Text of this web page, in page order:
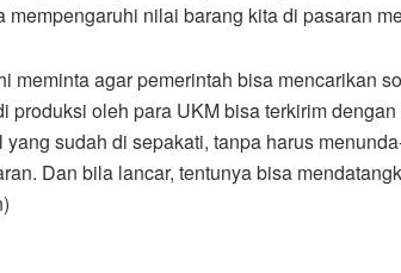
mempengaruhi nilai barang kita di pasaran
meminta agar pemerintah bisa mencarikan
produksi oleh para UKM bisa terkirim
yang sudah di sepakati, tanpa harus
Dan bila lancar, tentunya bisa